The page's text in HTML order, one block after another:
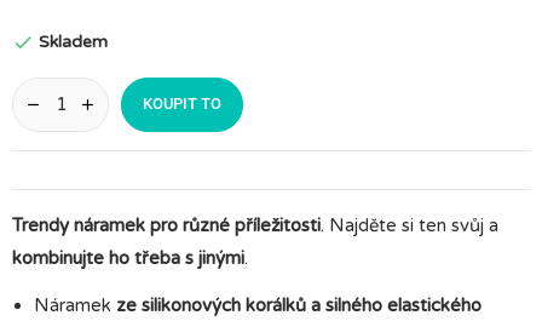
 Skladem
KOUPIT TO
Trendy náramek pro různé příležitosti. Najděte si ten svůj a
kombinujte ho třeba s jinými.
Náramek ze silikonových korálků a silného elastického